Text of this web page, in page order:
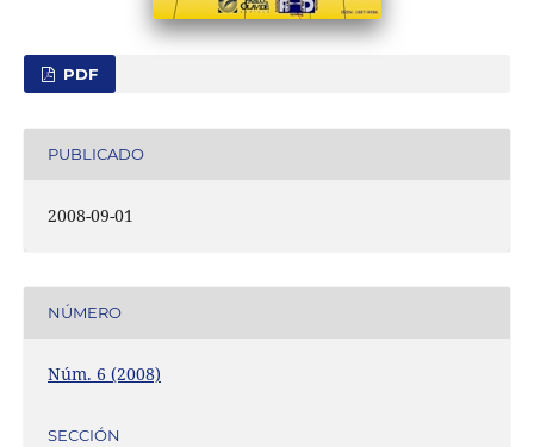
PDF
PUBLICADO
2008-09-01
NÚMERO
Núm. 6 (2008)
SECCIÓN